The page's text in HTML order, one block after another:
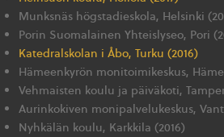
Munksnäs högstadieskola, Helsinki
Porin Suomalainen Yhteislyseo, Pori
Katedralskolan i Åbo, Turku (2016)
Hämeenkyrön monitoimikeskus,
Vehmaisten koulu ja päiväkoti,
Aurinkokiven monipalvelukeskus,
Nyhkälän koulu, Karkkila (2016)